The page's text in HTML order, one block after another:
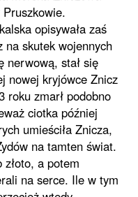
opisywała zaś
na skutek wojennych
nerwową, stał się
nowej kryjówce Znicz
roku zmarł podobno
ciotka później
umieściła Znicza,
na tamten świat.
a potem
na serce. Ile w tym